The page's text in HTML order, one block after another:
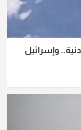
وإسرائيل